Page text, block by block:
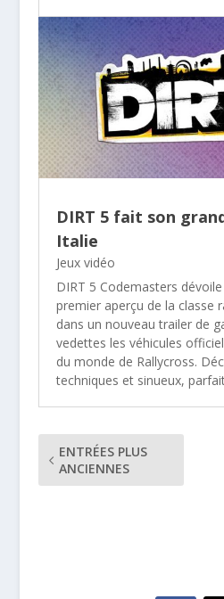
DIRT 5 fait son
Italie
Jeux vidéo
DIRT 5 Codemasters dévoile
premier aperçu de la classe
dans un nouveau trailer de
vedettes les véhicules
du monde de Rallycross.
techniques et sinueux,
ENTRÉES PLUS
ANCIENNES